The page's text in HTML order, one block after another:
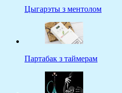
Цыгарэты з ментолом
Партабак з таймерам